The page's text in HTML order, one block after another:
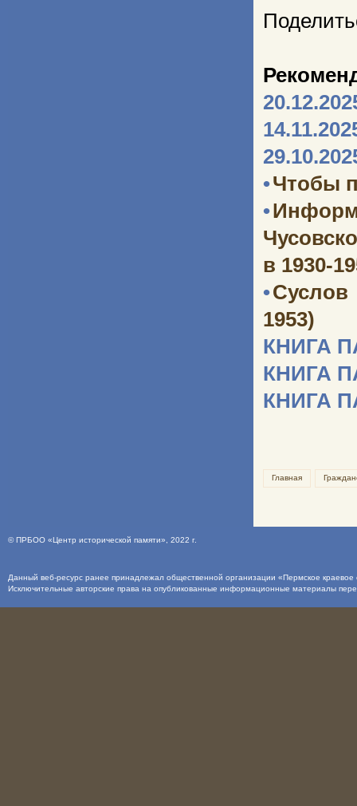
•Чтобы
•
в 1930-
•
1953)
КНИГА
КНИГА
КНИГА
Главная
©ПРБОО «Центр исторической памяти» , 2022 г.
Данный веб-ресурс ранее принадлежал общественной организации «Пермское
Исключительные авторские права на опубликованные информационные материалы